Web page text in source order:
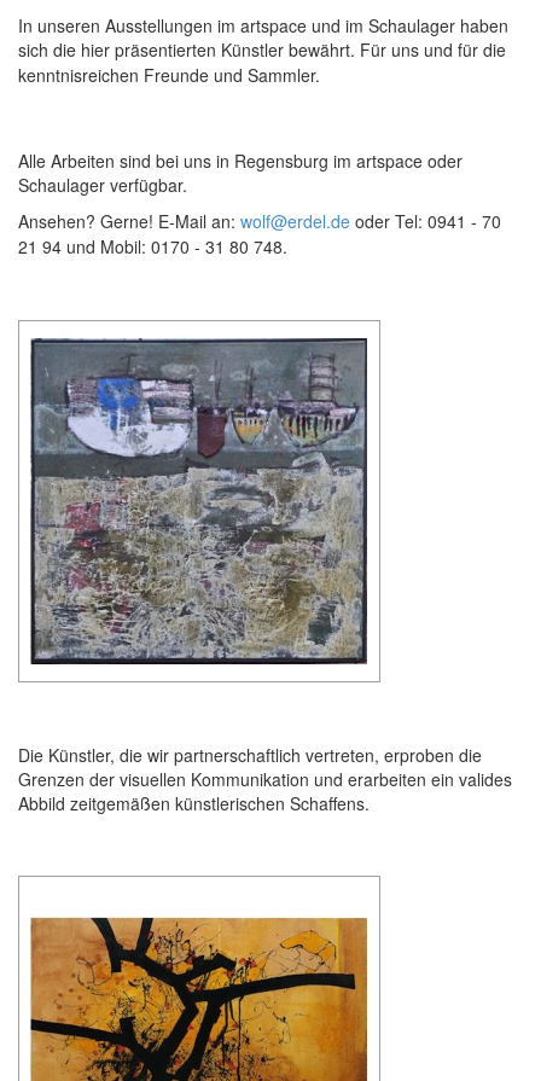
In unseren Ausstellungen im artspace und im Schaulager haben
sich die hier präsentierten Künstler bewährt. Für uns und für die
kenntnisreichen Freunde und Sammler.
Alle Arbeiten sind bei uns in Regensburg im artspace oder
Schaulager verfügbar.
Ansehen? Gerne! E-Mail an: wolf@erdel.de oder Tel: 0941 - 70
21 94 und Mobil: 0170 - 31 80 748.
Die Künstler, die wir partnerschaftlich vertreten, erproben die
Grenzen der visuellen Kommunikation und erarbeiten ein valides
Abbild zeitgemäßen künstlerischen Schaffens.